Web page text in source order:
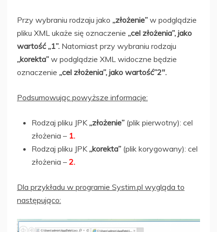
Przy wybraniu rodzaju jako „złożenie” w podglądzie
pliku XML ukaże się oznaczenie „cel złożenia”, jako
wartość „1”. Natomiast przy wybraniu rodzaju
„korekta” w podglądzie XML widoczne będzie
oznaczenie „cel złożenia”, jako wartość”2″.
Podsumowując powyższe informacje:
Rodzaj pliku JPK„złożenie” (plik pierwotny): cel
złożenia – 1.
Rodzaj pliku JPK„korekta” (plik korygowany): cel
złożenia – 2.
Dla przykładu w programie Systim.pl wygląda to
następująco: